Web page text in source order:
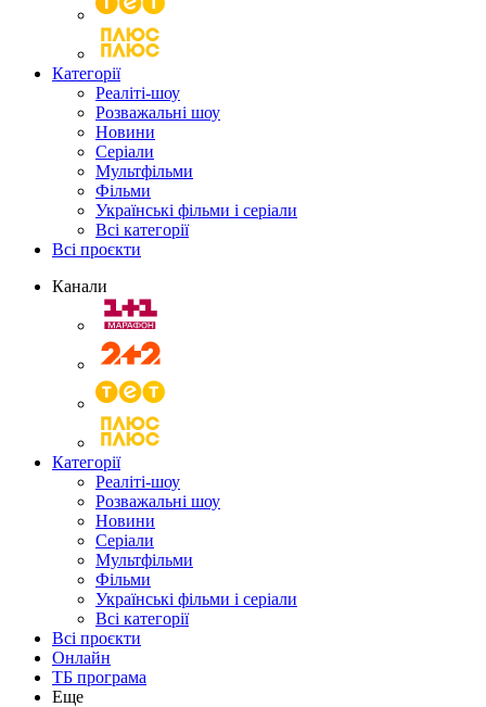
Категорії
Реаліті-шоу
Розважальні шоу
Новини
Серіали
Мультфільми
Фільми
Українські фільми і серіали
Всі категорії
Всі проєкти
Канали
Категорії
Реаліті-шоу
Розважальні шоу
Новини
Серіали
Мультфільми
Фільми
Українські фільми і серіали
Всі категорії
Всі проєкти
Онлайн
ТБ програма
Еще